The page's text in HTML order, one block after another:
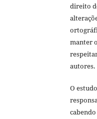
direito
manter
autores.
O